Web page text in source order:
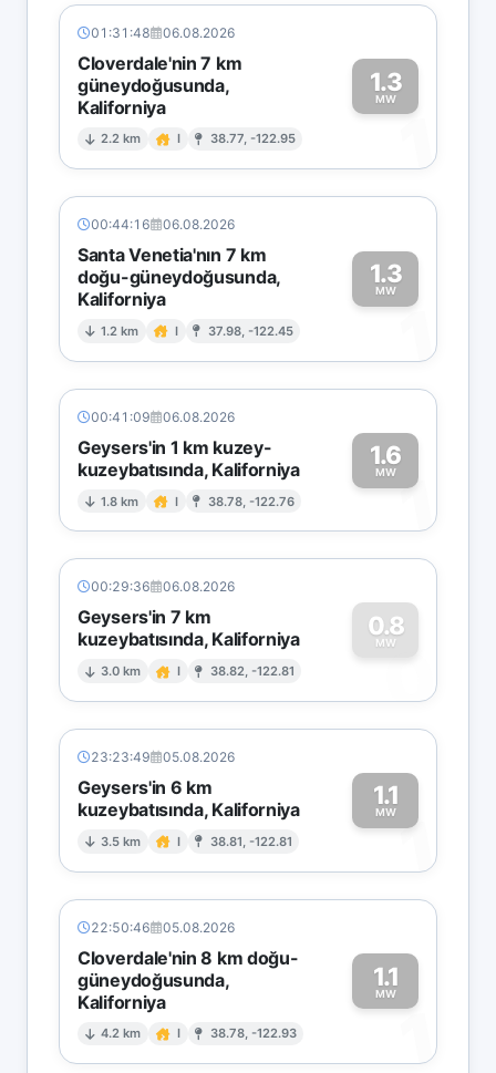
01:31:48 06.08.2026
Cloverdale'nin 7 km
güneydoğusunda,
Kaliforniya
2.2 km I 38.77, -122.95
1.3
MW
1
00:44:16 06.08.2026
Santa Venetia'nın 7 km
doğu-güneydoğusunda,
Kaliforniya
1.2 km I 37.98, -122.45
1.3
MW
1
00:41:09 06.08.2026
Geysers'in 1 km kuzey-
kuzeybatısında, Kaliforniya
1.8 km I 38.78, -122.76
1.6
MW1
00:29:36 06.08.2026
Geysers'in 7 km
kuzeybatısında, Kaliforniya
3.0 km I 38.82, -122.81
0.8
MW
0
23:23:49 05.08.2026
Geysers'in 6 km
kuzeybatısında, Kaliforniya
3.5 km I 38.81, -122.81
1.1
MW1
22:50:46 05.08.2026
Cloverdale'nin 8 km doğu-
güneydoğusunda,
Kaliforniya
4.2 km I 38.78, -122.93
1.1
MW
1